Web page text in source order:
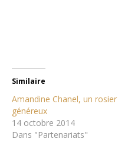
Similaire
Amandine Chanel, un rosier
généreux
14 octobre 2014
Dans "Partenariats"